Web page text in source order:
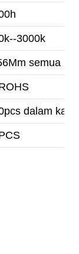
3000k
semua
dalam